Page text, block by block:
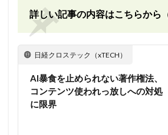
詳しい記事の内容はこちらから
日経クロステック（xTECH）
AI暴食を止められない著作権法、
コンテンツ使われっ放しへの対処
に限界